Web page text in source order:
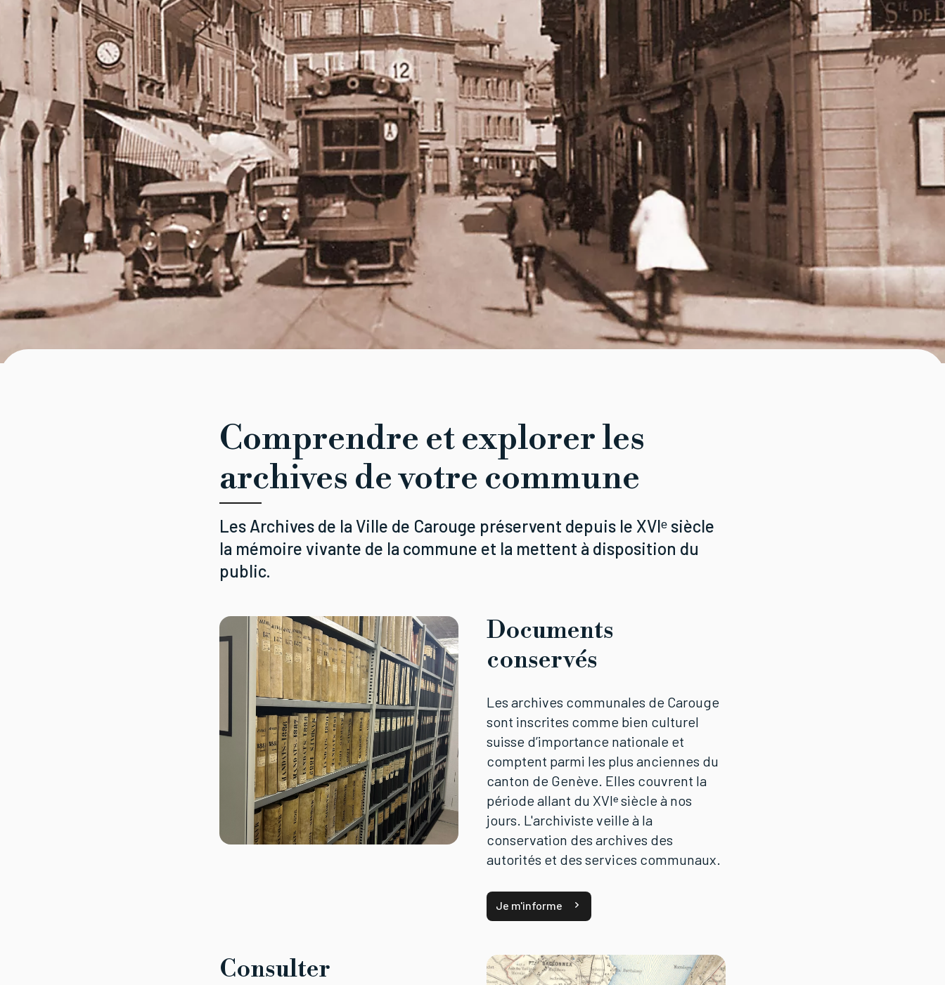
Comprendre et explorer les
archives de votre commune
Les Archives de la Ville de Carouge préservent depuis le XVIᵉ siècle
la mémoire vivante de la commune et la mettent à disposition du
public.
Documents
conservés
Les archives communales de Carouge
sont inscrites comme bien culturel
suisse d’importance nationale et
comptent parmi les plus anciennes du
canton de Genève. Elles couvrent la
période allant du XVIᵉ siècle à nos
jours. L'archiviste veille à la
conservation des archives des
autorités et des services communaux.
Je m'informe
Consulter